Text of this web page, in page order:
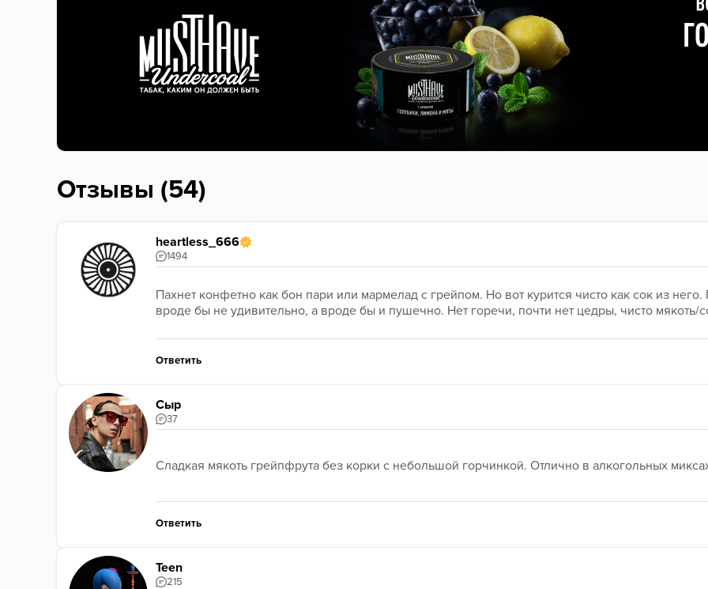
Отзывы (54)
heartless_666
1494
Пахнет конфетно как бон пари или мармелад с грейпом. Но вот курится чисто как сок из
вроде бы не удивительно, а вроде бы и пушечно. Нет горечи, почти нет цедры, чисто мякоть/
Ответить
Сыр
37
Сладкая мякоть грейпфрута без корки с небольшой горчинкой. Отлично в алкогольных
Ответить
Teen
215